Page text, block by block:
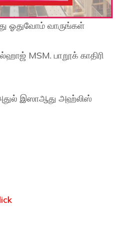
ஓதுவோம் வாருங்கள்
MSM. பாறூக் காதிரி
இஸாஆது அஹ்லிஸ்